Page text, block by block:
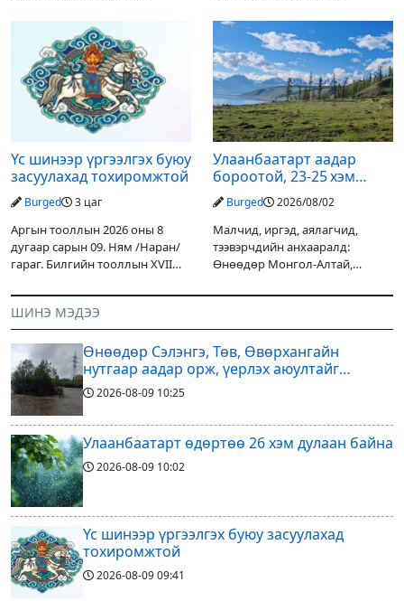
голын усны түвшин нэмэгдэх,
нөөлөг салхи, мөндөр, аянга
цахилгаан, үерийн аюулаас
сэрэмжлэхийг
хэмжээний бороо, дуу
цахилгаантай аадар бороо
орох тул голын усны түвшин
нэмэгдэх, нөөлөг салхи,
Үс шинээр үргээлгэх буюу
засуулахад тохиромжтой
Burged 3 цаг
Аргын тооллын 2026 оны 8
дугаар сарын 09. Ням /Наран/
гараг. Билгийн тооллын XVII
гал Морин жилийн Зуны адаг
хөхөгчин хонь сарын шинийн
19, Адъяа /Наран/
Улаанбаатарт аадар
бороотой, 23-25 хэм
дулаан байна
Burged 2026/08/02
Малчид, иргэд, аялагчид,
тээвэрчдийн анхааралд:
Өнөөдөр Монгол-Алтай,
уулархаг нутгаар бороо, дуу
орох тул голуудын усны
түвшин нэмэгдэх, нөөлөг
ШИНЭ МЭДЭЭ
Өнөөдөр Сэлэнгэ, Төв, Өвөрхангайн
нутгаар аадар орж, үерлэх аюултайг
анхааруулав
2026-08-09 10:25
Улаанбаатарт өдөртөө 26 хэм дулаан байна
2026-08-09 10:02
Үс шинээр үргээлгэх буюу засуулахад
тохиромжтой
2026-08-0909:41